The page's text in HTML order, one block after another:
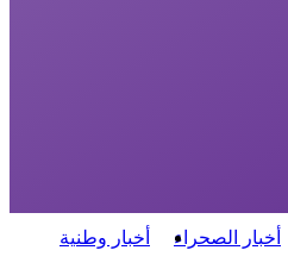
أخبار الصحراء أخبار وطنية